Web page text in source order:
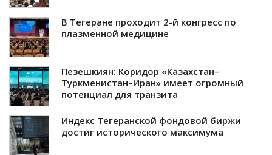
В Тегеране проходит 2-й конгресс по
плазменной медицине
Пезешкиян: Коридор «Казахстан–
Туркменистан–Иран» имеет огромный
потенциал для транзита
Индекс Тегеранской фондовой биржи
достиг исторического максимума